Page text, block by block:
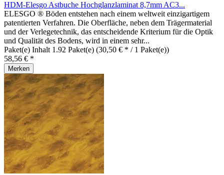
HDM-Elesgo Astbuche Hochglanzlaminat 8,7mm AC3...
ELESGO ® Böden entstehen nach einem weltweit einzigartigem
patentierten Verfahren. Die Oberfläche, neben dem Trägermaterial
und der Verlegetechnik, das entscheidende Kriterium für die Optik
und Qualität des Bodens, wird in einem sehr...
Paket(e) Inhalt 1.92 Paket(e) (30,50 € * / 1 Paket(e))
58,56 € *
Merken